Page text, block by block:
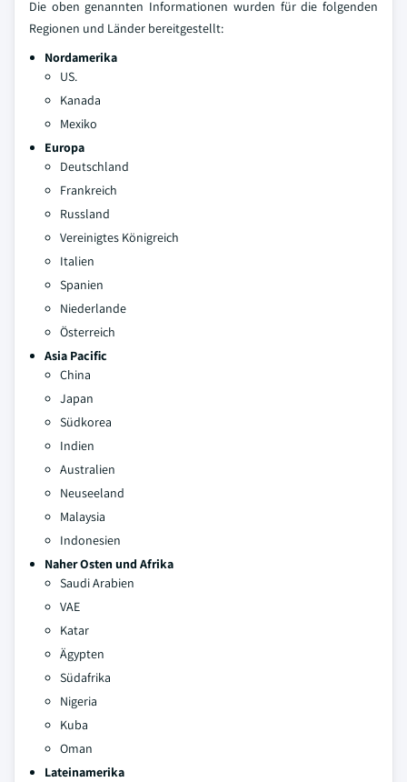
Die oben genannten Informationen wurden für die folgenden
Regionen und Länder bereitgestellt:
Nordamerika
US.
Kanada
Mexiko
Europa
Deutschland
Frankreich
Russland
Vereinigtes Königreich
Italien
Spanien
Niederlande
Österreich
Asia Pacific
China
Japan
Südkorea
Indien
Australien
Neuseeland
Malaysia
Indonesien
Naher Osten und Afrika
Saudi Arabien
VAE
Katar
Ägypten
Südafrika
Nigeria
Kuba
Oman
Lateinamerika